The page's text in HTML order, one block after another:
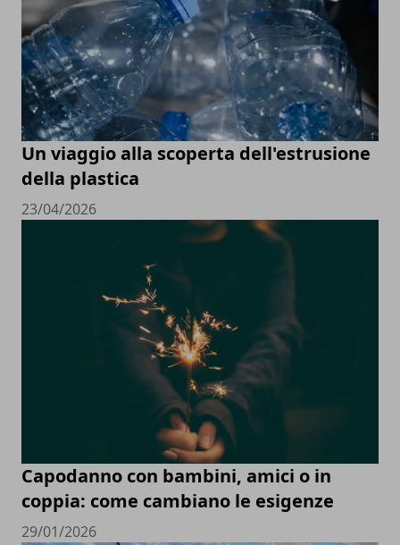
Un viaggio alla scoperta dell'estrusione
della plastica
23/04/2026
Capodanno con bambini, amici o in
coppia: come cambiano le esigenze
29/01/2026